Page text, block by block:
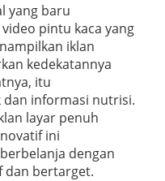
yang baru
pintu kaca yang
iklan
kedekatannya
itu
informasi nutrisi.
layar penuh
ini
dengan
dan bertarget.